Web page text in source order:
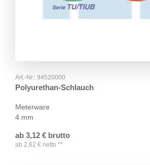
Art.-Nr.: 94520000
Polyurethan-Schlauch
Meterware
4 mm
ab 3,12 € brutto
ab 2,62 € netto **